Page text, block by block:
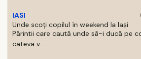
IASI
Unde scoți copilul în weekend la Iași
Părintii care caută unde să-i ducă pe
cateva v ...